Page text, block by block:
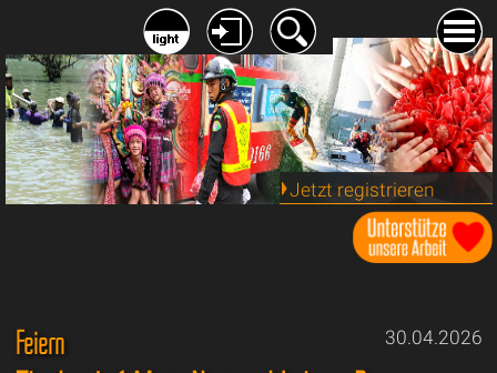
Jetzt registrieren
30.04.2026
Feiern